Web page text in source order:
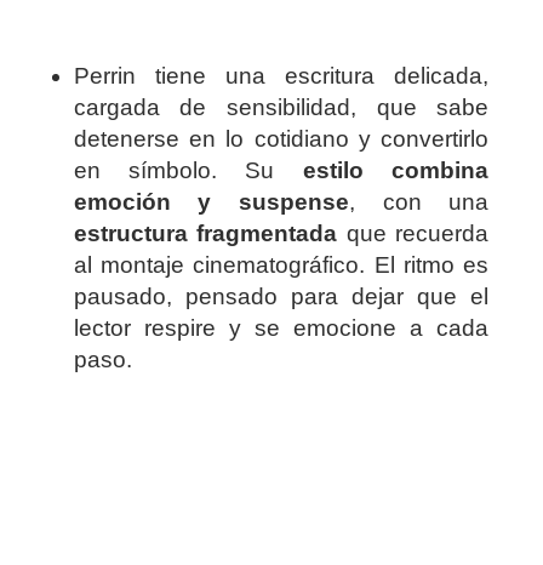
Perrin tiene una escritura delicada,
cargada de sensibilidad, que sabe
detenerse en lo cotidiano y convertirlo
en símbolo. Su estilo combina
emoción y suspense, con una
estructura fragmentada que recuerda
al montaje cinematográfico. El ritmo es
pausado, pensado para dejar que el
lector respire y se emocione a cada
paso.